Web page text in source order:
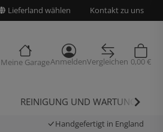
Lieferland wählen Kontakt zu uns
Meine GarageAnmeldenVergleichen 0,00 €
REINIGUNG UND WARTUNG
Handgefertigt in England